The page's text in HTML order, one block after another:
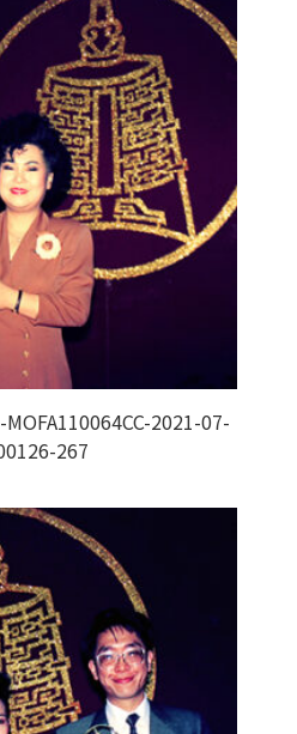
2021-07-
267